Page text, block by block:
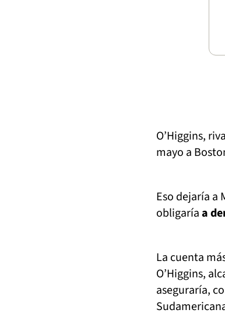
O’Higgins,
mayo a
Eso dejaría a
obligaríaa
La cuenta
O’Higgins,
aseguraría,